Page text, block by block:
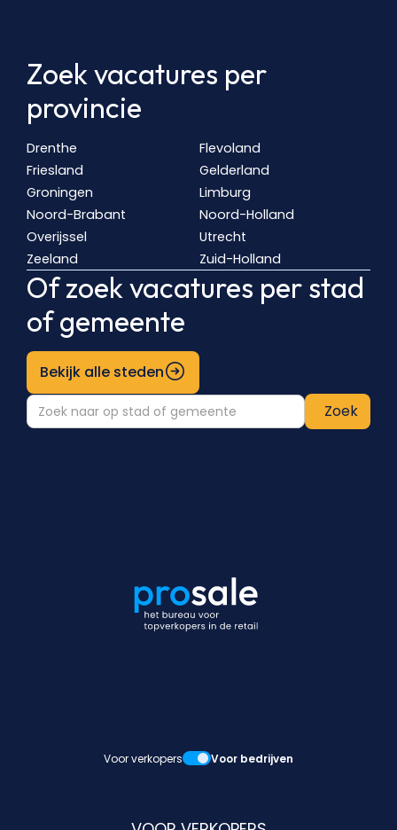
Zoek vacatures per
provincie
Drenthe
Flevoland
Friesland
Gelderland
Groningen
Limburg
Noord-Brabant
Noord-Holland
Overijssel
Utrecht
Zeeland
Zuid-Holland
Of zoek vacatures per stad
of gemeente
Bekijk alle steden
Voor verkopers Voor bedrijven